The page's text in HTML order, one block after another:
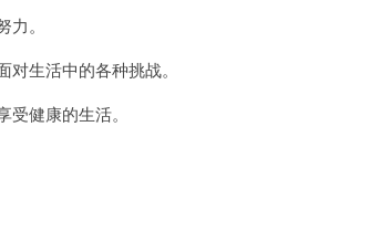
。
生活中的各种挑战。
健康的生活。